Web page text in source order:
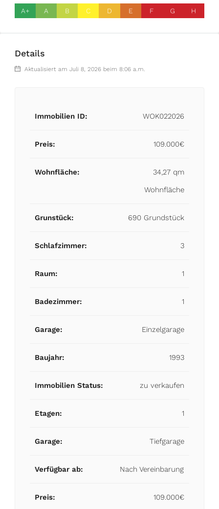
A+ A B C D E F G H
Details
Aktualisiert am Juli 8, 2026 beim 8:06 a.m.
Immobilien ID: WOK022026
Preis: 109.000€
Wohnfläche:
34,27 qm
Wohnfläche
Grunstück: 690 Grundstück
Schlafzimmer: 3
Raum: 1
Badezimmer: 1
Garage: Einzelgarage
Baujahr: 1993
Immobilien Status: zu verkaufen
Etagen: 1
Garage: Tiefgarage
Verfügbar ab: Nach Vereinbarung
Preis: 109.000€